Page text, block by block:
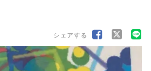
シェアする